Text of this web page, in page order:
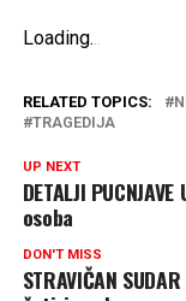
Loading.
RELATED TOPICS:
TRAGEDIJA
UP NEXT
DETALJI
osoba
DON'T MISS
STRAVIČAN